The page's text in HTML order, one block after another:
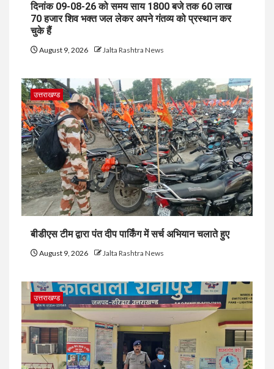
दिनांक 09-08-26 को समय साय 1800 बजे तक 60 लाख
70 हजार शिव भक्त जल लेकर अपने गंतव्य को प्रस्थान कर
चुके हैं
August 9, 2026 Jalta Rashtra News
उत्तराखण्ड
बीडीएस टीम द्वारा पंत दीप पार्किंग में सर्च अभियान चलाते हुए
August 9, 2026 Jalta Rashtra News
उत्तराखण्ड